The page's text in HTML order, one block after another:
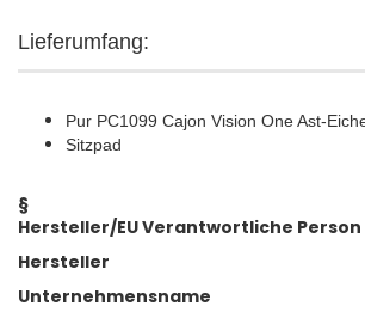
Lieferumfang:
Pur PC1099 Cajon Vision One Ast-
Sitzpad
§
Hersteller/EU Verantwortliche Person
Hersteller
Unternehmensname